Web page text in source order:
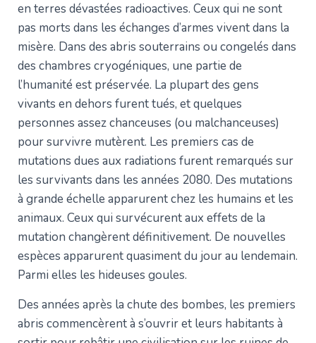
en terres dévastées radioactives. Ceux qui ne sont
pas morts dans les échanges d’armes vivent dans la
misère. Dans des abris souterrains ou congelés dans
des chambres cryogéniques, une partie de
l’humanité est préservée. La plupart des gens
vivants en dehors furent tués, et quelques
personnes assez chanceuses (ou malchanceuses)
pour survivre mutèrent. Les premiers cas de
mutations dues aux radiations furent remarqués sur
les survivants dans les années 2080. Des mutations
à grande échelle apparurent chez les humains et les
animaux. Ceux qui survécurent aux effets de la
mutation changèrent définitivement. De nouvelles
espèces apparurent quasiment du jour au lendemain.
Parmi elles les hideuses goules.
Des années après la chute des bombes, les premiers
abris commencèrent à s’ouvrir et leurs habitants à